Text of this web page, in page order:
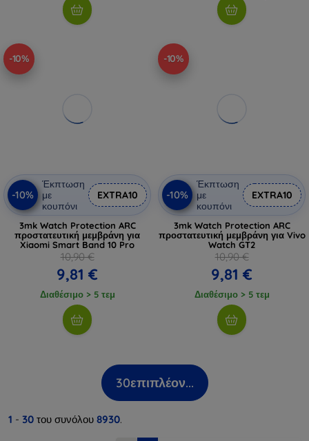
-10%
-10%
Έκπτωση
με
κουπόνι
EXTRA10
3mk Watch Protection ARC
προστατευτική μεμβράνη για
Xiaomi Smart Band 10 Pro
10,90 €
9,81 €
Διαθέσιμο > 5 τεμ
-10%
-10%
Έκπτωση
με
κουπόνι
EXTRA10
3mk Watch Protection ARC
προστατευτική μεμβράνη για Vivo
Watch GT2
10,90 €
9,81 €
Διαθέσιμο > 5 τεμ
30επιπλέον...
1 - 30 του συνόλου 8930.